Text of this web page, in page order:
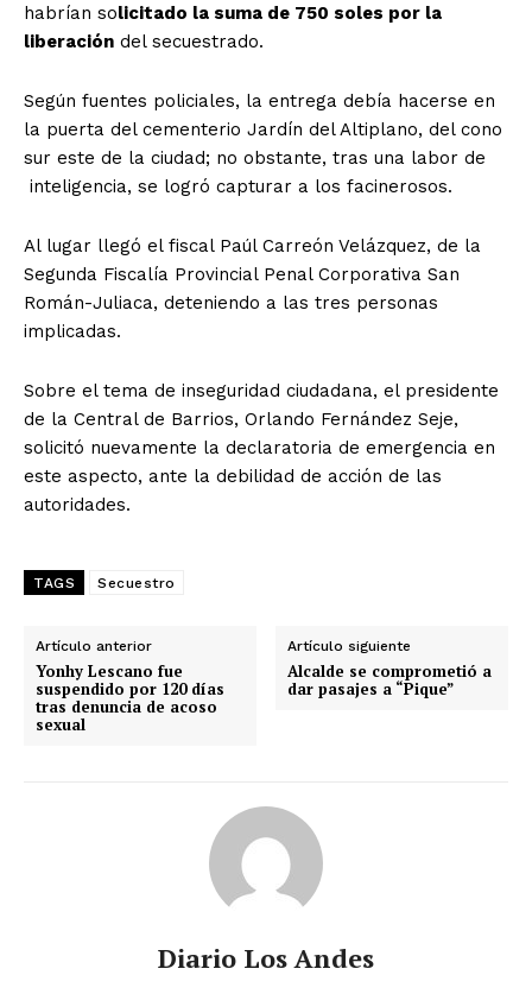
habrían solicitado la suma de 750 soles por la
liberación del secuestrado.
Según fuentes policiales, la entrega debía hacerse en
la puerta del cementerio Jardín del Altiplano, del cono
sur este de la ciudad; no obstante, tras una labor de
inteligencia, se logró capturar a los facinerosos.
Al lugar llegó el fiscal Paúl Carreón Velázquez, de la
Segunda Fiscalía Provincial Penal Corporativa San
Román-Juliaca, deteniendo a las tres personas
implicadas.
Sobre el tema de inseguridad ciudadana, el presidente
de la Central de Barrios, Orlando Fernández Seje,
solicitó nuevamente la declaratoria de emergencia en
este aspecto, ante la debilidad de acción de las
autoridades.
TAGS Secuestro
Artículo anterior
Yonhy Lescano fue
suspendido por 120 días
tras denuncia de acoso
sexual
Artículo siguiente
Alcalde se comprometió a
dar pasajes a “Pique”
Diario Los Andes